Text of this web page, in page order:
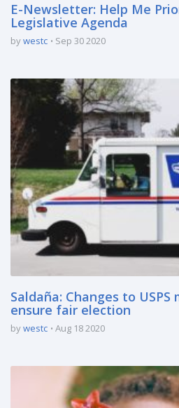
E-Newsletter: Help Me
Legislative Agenda
bywestc Sep 30 2020
Saldaña: Changes to
ensure fair election
bywestc Aug 18 2020